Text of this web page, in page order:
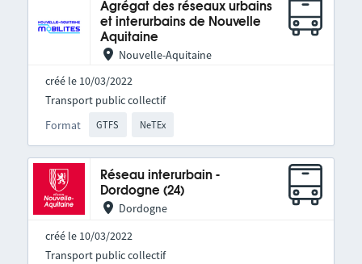
Agrégat des réseaux urbains
et interurbains de Nouvelle
Aquitaine
Nouvelle-Aquitaine
créé le 10/03/2022
Format GTFS NeTEx
Transport public collectif
Réseau interurbain -
Dordogne (24)
Dordogne
créé le 10/03/2022
Transport public collectif